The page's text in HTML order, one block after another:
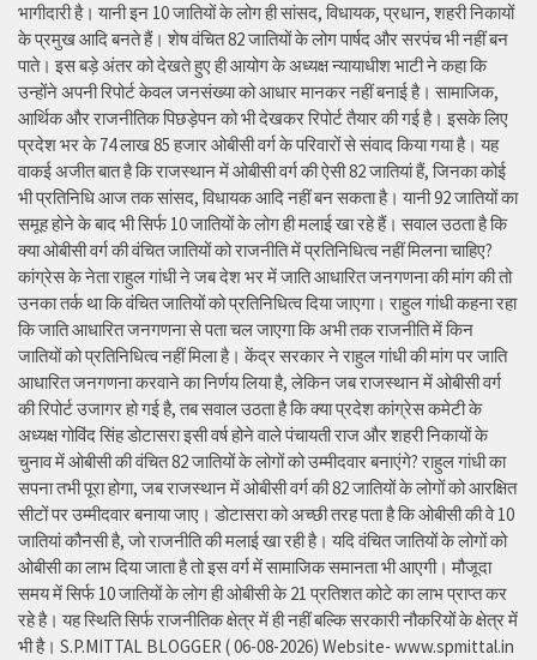
भागीदारी है। यानी इन 10 जातियों के लोग ही सांसद, विधायक, प्रधान, शहरी निकायों
के प्रमुख आदि बनते हैं। शेष वंचित 82 जातियों के लोग पार्षद और सरपंच भी नहीं बन
पाते। इस बड़े अंतर को देखते हुए ही आयोग के अध्यक्ष न्यायाधीश भाटी ने कहा कि
उन्होंने अपनी रिपोर्ट केवल जनसंख्या को आधार मानकर नहीं बनाई है। सामाजिक,
आर्थिक और राजनीतिक पिछड़ेपन को भी देखकर रिपोर्ट तैयार की गई है। इसके लिए
प्रदेश भर के 74 लाख 85 हजार ओबीसी वर्ग के परिवारों से संवाद किया गया है। यह
वाकई अजीत बात है कि राजस्थान में ओबीसी वर्ग की ऐसी 82 जातियां हैं, जिनका कोई
भी प्रतिनिधि आज तक सांसद, विधायक आदि नहीं बन सकता है। यानी 92 जातियों का
समूह होने के बाद भी सिर्फ 10 जातियों के लोग ही मलाई खा रहे हैं। सवाल उठता है कि
क्या ओबीसी वर्ग की वंचित जातियों को राजनीति में प्रतिनिधित्व नहीं मिलना चाहिए?
कांग्रेस के नेता राहुल गांधी ने जब देश भर में जाति आधारित जनगणना की मांग की तो
उनका तर्क था कि वंचित जातियों को प्रतिनिधित्व दिया जाएगा। राहुल गांधी कहना रहा
कि जाति आधारित जनगणना से पता चल जाएगा कि अभी तक राजनीति में किन
जातियों को प्रतिनिधित्व नहीं मिला है। केंद्र सरकार ने राहुल गांधी की मांग पर जाति
आधारित जनगणना करवाने का निर्णय लिया है, लेकिन जब राजस्थान में ओबीसी वर्ग
की रिपोर्ट उजागर हो गई है, तब सवाल उठता है कि क्या प्रदेश कांग्रेस कमेटी के
अध्यक्ष गोविंद सिंह डोटासरा इसी वर्ष होने वाले पंचायती राज और शहरी निकायों के
चुनाव में ओबीसी की वंचित 82 जातियों के लोगों को उम्मीदवार बनाएंगे? राहुल गांधी का
सपना तभी पूरा होगा, जब राजस्थान में ओबीसी वर्ग की 82 जातियों के लोगों को आरक्षित
सीटों पर उम्मीदवार बनाया जाए। डोटासरा को अच्छी तरह पता है कि ओबीसी की वे 10
जातियां कौनसी है, जो राजनीति की मलाई खा रही है। यदि वंचित जातियों के लोगों को
ओबीसी का लाभ दिया जाता है तो इस वर्ग में सामाजिक समानता भी आएगी। मौजूदा
समय में सिर्फ 10 जातियों के लोग ही ओबीसी के 21 प्रतिशत कोटे का लाभ प्राप्त कर
रहे है। यह स्थिति सिर्फ राजनीतिक क्षेत्र में ही नहीं बल्कि सरकारी नौकरियों के क्षेत्र में
भी है। S.P.MITTAL BLOGGER ( 06-08-2026) Website- www.spmittal.in